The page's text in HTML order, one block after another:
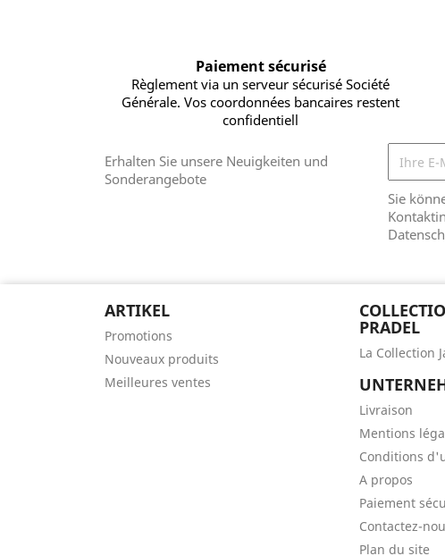
Paiement sécurisé
Règlement via un serveur sécurisé Société
Générale. Vos coordonnées bancaires restent
confidentiell
Erhalten Sie unsere Neuigkeiten und
Sonderangebote
Sie
ARTIKEL
Promotions
Nouveaux produits
Meilleures ventes
PRADEL
La Collection
Livraison
Mentions
Conditions
A propos
Paiement
Contactez-
Plan du site